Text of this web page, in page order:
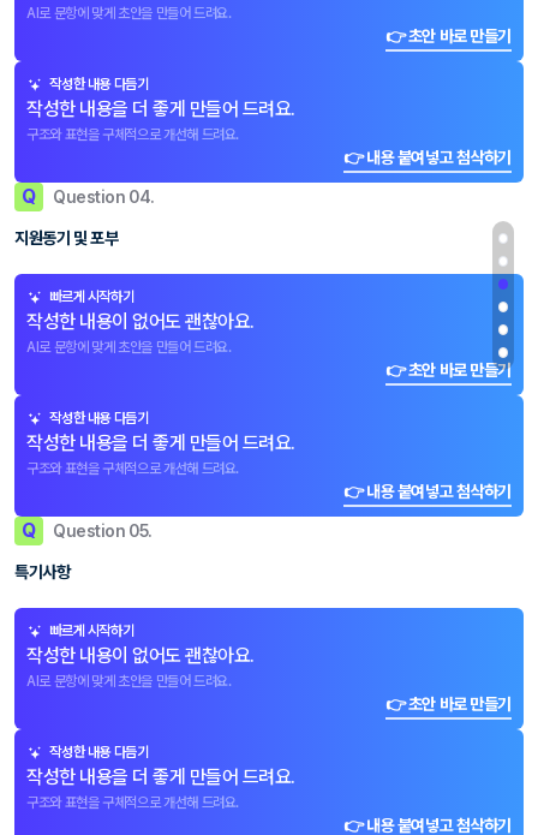
AI로 문항에 맞게 초안을 만들어 드려요.
👉 초안 바로 만들기
작성한 내용 다듬기
작성한 내용을 더 좋게 만들어 드려요.
구조와 표현을 구체적으로 개선해 드려요.
👉 내용 붙여넣고 첨삭하기
Q Question 04.
지원동기 및 포부
빠르게 시작하기
작성한 내용이 없어도 괜찮아요.
AI로 문항에 맞게 초안을 만들어 드려요.
👉 초안 바로 만들기
작성한 내용 다듬기
작성한 내용을 더 좋게 만들어 드려요.
구조와 표현을 구체적으로 개선해 드려요.
👉 내용 붙여넣고 첨삭하기
Q Question 05.
특기사항
빠르게 시작하기
작성한 내용이 없어도 괜찮아요.
AI로 문항에 맞게 초안을 만들어 드려요.
👉 초안 바로 만들기
작성한 내용 다듬기
작성한 내용을 더 좋게 만들어 드려요.
구조와 표현을 구체적으로 개선해 드려요.
👉 내용 붙여넣고 첨삭하기